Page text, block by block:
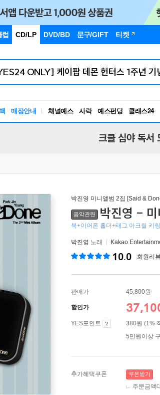
럽 CD/LP DVD/BD 문구/GIFT 티켓
매장안내 채널예스 사락 예스펀딩 클래스24
크클 심야 독서
박진영 미니앨범 2집 [Said &
음악관련 박진영 -
북+이어폰 홀더+태그 아크릴 키
박진영 노래 Kakao
10.0 회원리
판매가 45,800원
할인가
YES포인트
380원 (1%
5만원이상
추가혜택쿠폰 쿠폰받기
주문금액